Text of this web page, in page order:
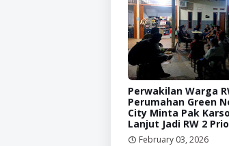
Perwakilan Warga
Perumahan Green
City Minta Pak
Lanjut Jadi RW 2
February 03, 2026